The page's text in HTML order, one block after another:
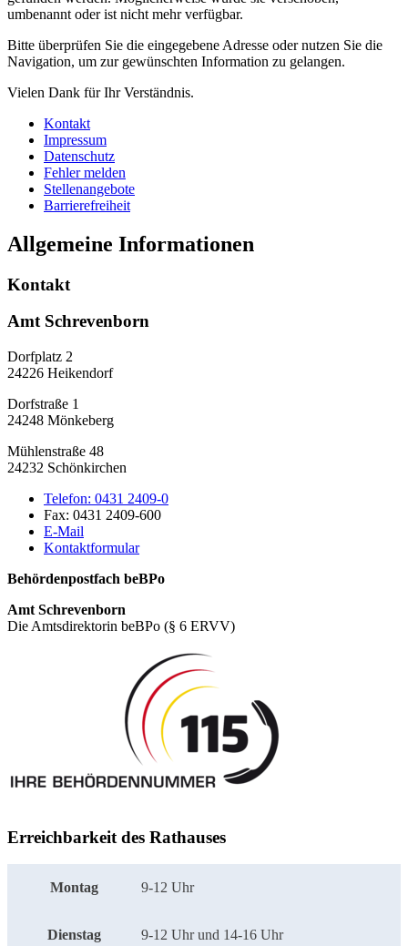
umbenannt oder ist nicht mehr verfügbar.
Bitte überprüfen Sie die eingegebene Adresse oder nutzen Sie die
Navigation, um zur gewünschten Information zu gelangen.
Vielen Dank für Ihr Verständnis.
Kontakt
Impressum
Datenschutz
Fehler melden
Stellenangebote
Barrierefreiheit
Allgemeine Informationen
Kontakt
Amt Schrevenborn
Dorfplatz 2
24226 Heikendorf
Dorfstraße 1
24248 Mönkeberg
Mühlenstraße 48
24232 Schönkirchen
Telefon: 0431 2409-0
Fax: 0431 2409-600
E-Mail
Kontaktformular
Behördenpostfach beBPo
Amt Schrevenborn
Die Amtsdirektorin beBPo (§ 6 ERVV)
Erreichbarkeit des Rathauses
Montag 9-12 Uhr
Dienstag 9-12 Uhr und 14-16 Uhr